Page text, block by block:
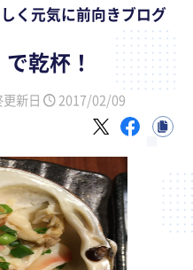
く元気に前向きブログ
乾杯！
新日 2017/02/09